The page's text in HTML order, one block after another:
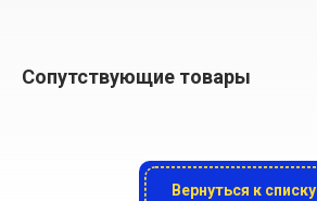
Сопутствующие товары
Вернуться к списку